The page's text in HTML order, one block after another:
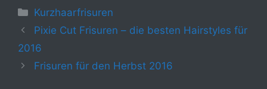
Kategorien
Kurzhaarfrisuren
Pixie Cut Frisuren – die besten Hairstyles für
2016
Frisuren für den Herbst 2016